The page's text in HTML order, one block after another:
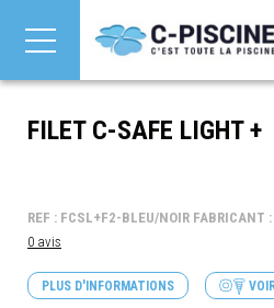
FILET C-SAFE LIGHT +
0 avis
REF : FCSL+F2-BLEU/NOIR FABRICANT
PLUS D'INFORMATIONS